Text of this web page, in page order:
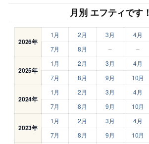
月別 エフティです！
2026年
1月 2月 3月 4月
7月
8月 – –
2025年
1月 2月 3月 4月
7月
8月 9月 10月
2024年
1月 2月 3月 4月
7月
8月 9月 10月
2023年
1月 2月 3月 4月
7月
8月 9月 10月